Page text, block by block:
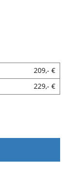
209,- €
229,- €